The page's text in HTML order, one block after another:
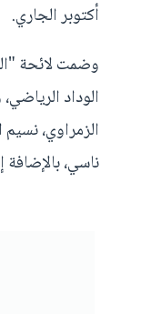
أكتوبر الجاري.
وضمت لائحة
الوداد
الزمراوي، نسيم
ناسي،